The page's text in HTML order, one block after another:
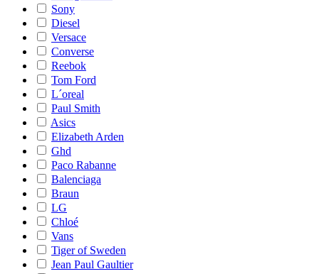
Sony
Diesel
Versace
Converse
Reebok
Tom Ford
L´oreal
Paul Smith
Asics
Elizabeth Arden
Ghd
Paco Rabanne
Balenciaga
Braun
LG
Chloé
Vans
Tiger of Sweden
Jean Paul Gaultier